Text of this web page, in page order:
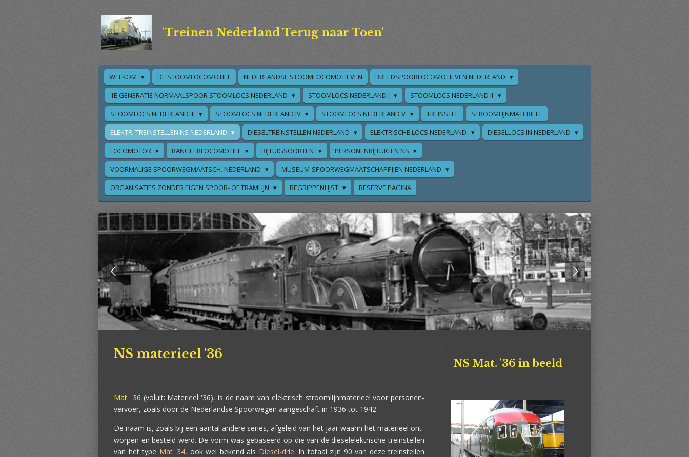
'Treinen Nederland Terug naar Toen'
WELKOM DE STOOMLOCOMOTIEF NEDERLANDSE STOOMLOCOMOTIEVEN
BREEDSPOORLOCOMOTIEVEN NEDERLAND
1E GENERATIE NORMAALSPOOR STOOMLOCS NEDERLAND
STOOMLOCS NEDERLAND I
STOOMLOCS NEDERLAND II
STOOMLOCS NEDERLAND III
STOOMLOCS NEDERLAND IV STOOMLOCS NEDERLAND V TREINSTEL
STROOMLIJNMATERIEEL
ELEKTR. TREINSTELLEN NS NEDERLAND
DIESELTREINSTELLEN NEDERLAND ELEKTRISCHE LOCS NEDERLAND
DIESELLOCS IN NEDERLAND
LOCOMOTOR
RANGEERLOCOMOTIEF RIJTUIGSOORTEN
PERSONENRIJTUIGEN NS
VOORMALIGE SPOORWEGMAATSCH. NEDERLAND
MUSEUM-SPOORWEGMAATSCHAPPIJEN NEDERLAND
ORGANISATIES ZONDER EIGEN SPOOR- OF TRAMLIJN
BEGRIPPENLIJST RESERVE PAGINA
NS materieel '36
Mat. '36 (voluit: Materieel '36), is de naam van elektrisch stroomlijnmaterieel voor personen-
vervoer, zoals door de Nederlandse Spoorwegen aangeschaft in 1936 tot 1942.
De naam is, zoals bij een aantal andere series, afgeleid van het jaar waarin het materieel ont-
worpen en besteld werd. De vorm was gebaseerd op die van de dieselelektrische treinstellen
van het type Mat '34, ook wel bekend als Diesel-drie. In totaal zijn 90 van deze treinstellen
NS Mat. '36 in beeld